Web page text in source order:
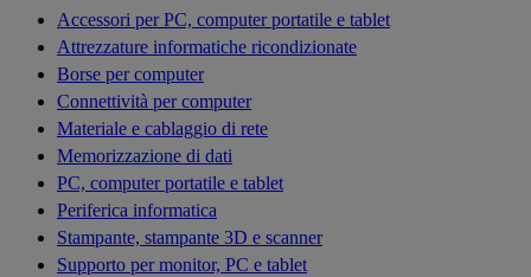
Accessori per PC, computer portatile e tablet
Attrezzature informatiche ricondizionate
Borse per computer
Connettività per computer
Materiale e cablaggio di rete
Memorizzazione di dati
PC, computer portatile e tablet
Periferica informatica
Stampante, stampante 3D e scanner
Supporto per monitor, PC e tablet